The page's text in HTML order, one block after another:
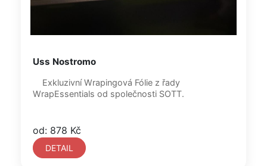
Uss Nostromo
WrapEssentials od společnosti SOTT.
od: 878 Kč
DETAIL